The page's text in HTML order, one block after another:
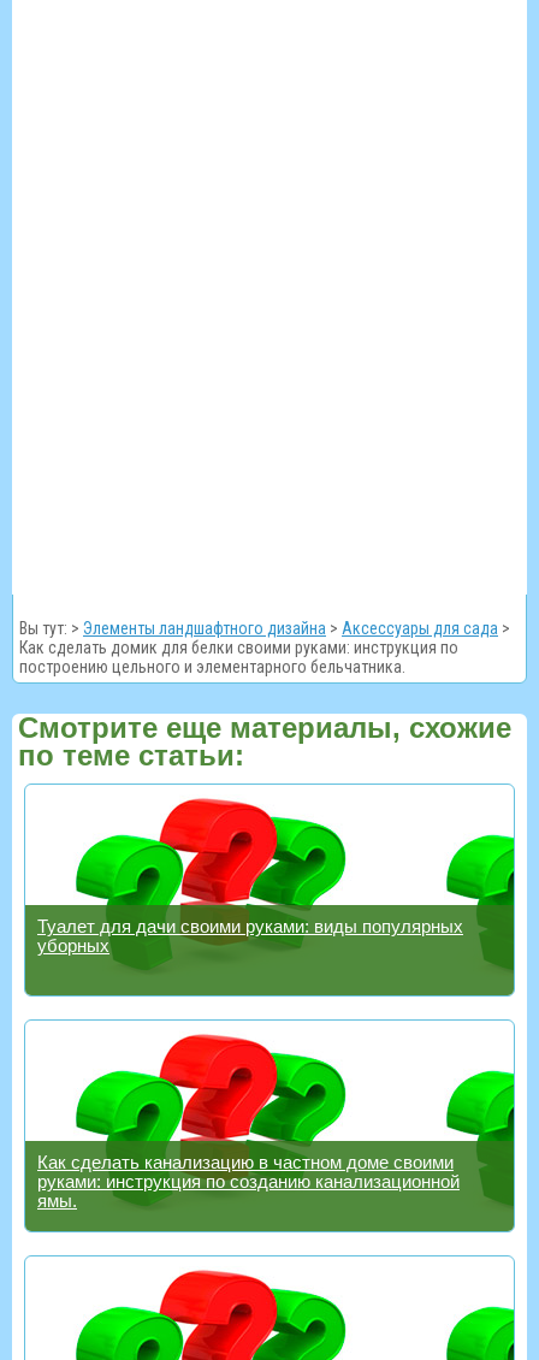
Вы тут: > Элементы ландшафтного дизайна > Аксессуары для сада >
Как сделать домик для белки своими руками: инструкция по
построению цельного и элементарного бельчатника.
Смотрите еще материалы, схожие
по теме статьи:
Туалет для дачи своими руками: виды популярных
уборных
Как сделать канализацию в частном доме своими
руками: инструкция по созданию канализационной
ямы.